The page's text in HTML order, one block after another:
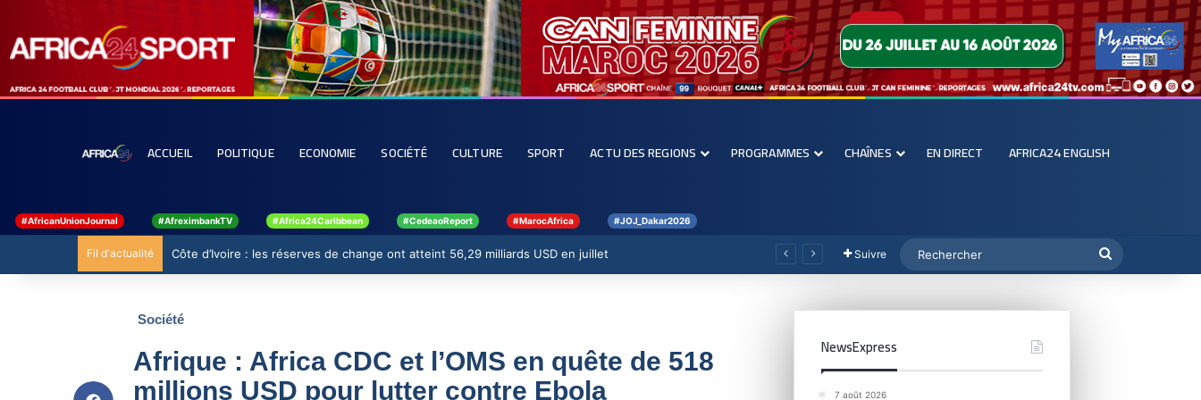
ACCUEIL POLITIQUE ECONOMIE SOCIÉTÉ CULTURE SPORT ACTU DES REGIONS PROGRAMMES CHAÎNES EN DIRECT AFRICA24 ENGLISH
#AfricanUnionJournal #AfreximbankTV #Africa24Caribbean #CedeaoReport #MarocAfrica #JOJ_Dakar2026
Fil d'actualité Côte d’Ivoire : les réserves de change ont atteint 56,29 milliards USD en juillet Suivre
Société
Afrique : Africa CDC et l’OMS en quête de 518
millions USD pour lutter contre Ebola
NewsExpress
7 août 2026